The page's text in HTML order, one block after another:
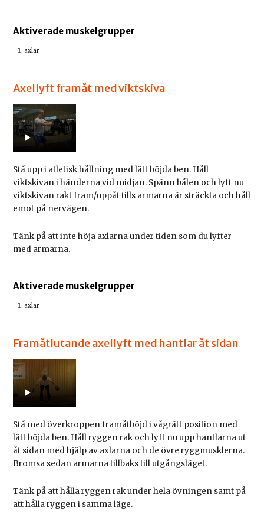
Aktiverade muskelgrupper
axlar
Axellyft framåt med viktskiva
Stå upp i atletisk hållning med lätt böjda ben. Håll
viktskivan i händerna vid midjan. Spänn bålen och lyft nu
viktskivan rakt fram/uppåt tills armarna är sträckta och håll
emot på nervägen.
Tänk på att inte höja axlarna under tiden som du lyfter
med armarna.
Aktiverade muskelgrupper
axlar
Framåtlutande axellyft med hantlar åt sidan
Stå med överkroppen framåtböjd i vågrätt position med
lätt böjda ben. Håll ryggen rak och lyft nu upp hantlarna ut
åt sidan med hjälp av axlarna och de övre ryggmusklerna.
Bromsa sedan armarna tillbaks till utgångsläget.
Tänk på att hålla ryggen rak under hela övningen samt på
att hålla ryggen i samma läge.